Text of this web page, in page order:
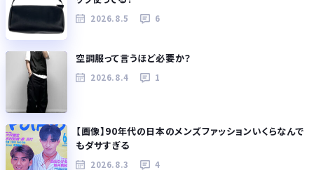
2026.8.5 6
空調服って言うほど必要か？
2026.8.4 1
【画像】90年代の日本のメンズファッションいくらなんで
もダサすぎる
2026.8.3 4